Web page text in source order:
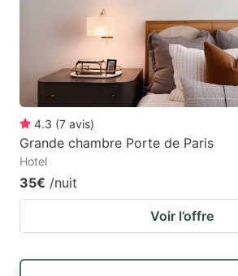
4.3 (7 avis)
Grande chambre Porte de Paris
Hotel
35€ /nuit
Voir l’offre